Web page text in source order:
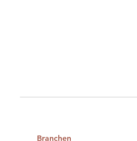
Branchen